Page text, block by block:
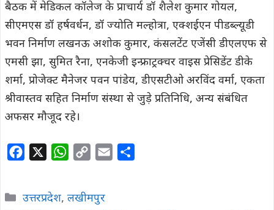
बैठक में मेडिकल कॉलेज के प्राचार्य डॉ शैलेश कुमार गोयल,
सीएमएस डॉ हर्षवर्धन, डॉ ज्योति मल्होत्रा, एक्शईएन पीडब्ल्यूडी
भवन निर्माण लखनऊ अशोक कुमार, कंसलटेंट एजेंसी डीएलएफ से
एमसी झा, सुमित रैना, एनकेजी इन्फ्राट्रक्चर वाइस प्रेसिडेंट डीके
शर्मा, प्रोजेक्ट मैनेजर पवन पांडेय, डीएसटीओ अरविंद वर्मा, एकता
श्रीवास्तव सहित निर्माण संस्था से जुड़े प्रतिनिधि, अन्य संबंधित
अफसर मौजूद रहे।
e
W
t
y
Categories
उत्तरप्रदेश, लखीमपुर